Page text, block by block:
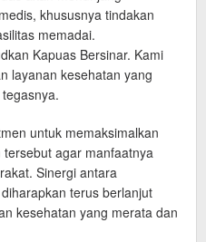
khususnya tindakan
memadai.
Kapuas Bersinar. Kami
layanan kesehatan yang
untuk memaksimalkan
agar manfaatnya
Sinergi antara
terus berlanjut
kesehatan yang merata dan